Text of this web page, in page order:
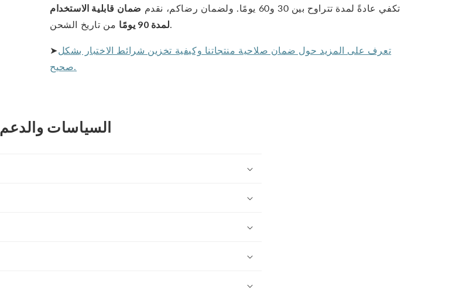
تكفي عادةً لمدة تتراوح بين 30 و60 يومًا. ولضمان رضاكم، نقدم
ضمان قابلية الاستخدام
لمدة 90 يومًامن تاريخ الشحن.
➤تعرف على المزيد حول ضمان صلاحية منتجاتنا وكيفية تخزين شرائط الاختبار بشكل
صحيح.
السياسات والدعم